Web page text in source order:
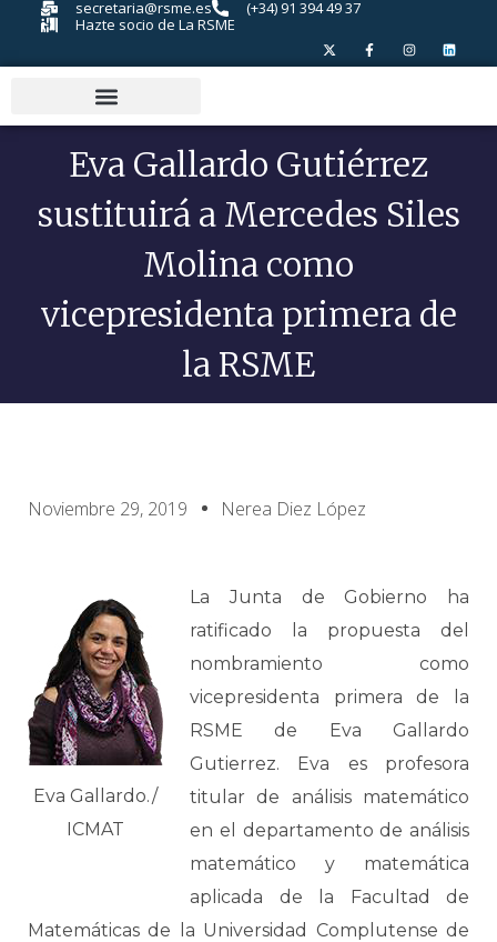
secretaria@rsme.es
(+34) 91 394 49 37
Hazte socio de La RSME
Eva Gallardo Gutiérrez
sustituirá a Mercedes Siles
Molina como
vicepresidenta primera de
la RSME
Noviembre 29, 2019 Nerea Diez López
Eva Gallardo./
ICMAT
La Junta de Gobierno ha
ratificado la propuesta del
nombramiento como
vicepresidenta primera de la
RSME de Eva Gallardo
Gutierrez. Eva es profesora
titular de análisis matemático
en el departamento de análisis
matemático y matemática
aplicada de la Facultad de
Matemáticas de la Universidad Complutense de